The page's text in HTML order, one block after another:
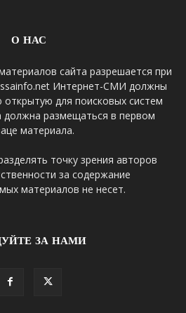
О НАС
сайта разрешается при
Интернет-СМИ должны
для поисковых систем
должна размещаться в первом
материала.
точку зрения авторов
за содержание
материалов не несет.
ЗА НАМИ